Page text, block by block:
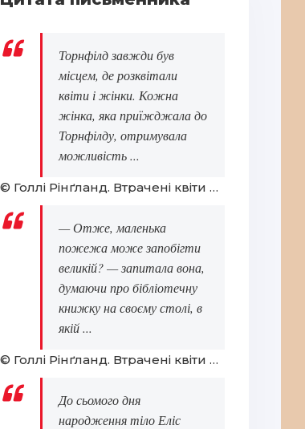
Торнфілд завжди був
місцем, де розквітали
квіти і жінки. Кожна
жінка, яка приїжджала до
Торнфілду, отримувала
можливість ...
© Голлі Рінґланд. Втрачені квіти Еліс Гарт
— Отже, маленька
пожежа може запобігти
великій? — запитала вона,
думаючи про бібліотечну
книжку на своєму столі, в
якій ...
© Голлі Рінґланд. Втрачені квіти Еліс Гарт
До сьомого дня
народження тіло Еліс